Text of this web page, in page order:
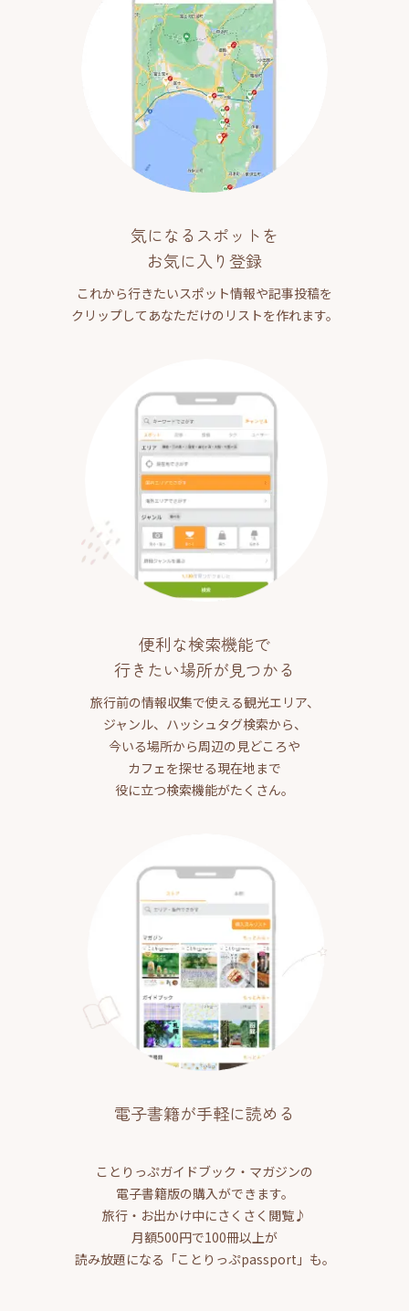
気になるスポットを
お気に入り登録
これから行きたいスポット情報や記事投稿を
クリップしてあなただけのリストを作れます。
便利な検索機能で
行きたい場所が見つかる
旅行前の情報収集で使える観光エリア、
ジャンル、ハッシュタグ検索から、
今いる場所から周辺の見どころや
カフェを探せる現在地まで
役に立つ検索機能がたくさん。
電子書籍が手軽に読める
ことりっぷガイドブック・マガジンの
電子書籍版の購入ができます。
旅行・お出かけ中にさくさく閲覧♪
月額500円で100冊以上が
読み放題になる「ことりっぷpassport」も。